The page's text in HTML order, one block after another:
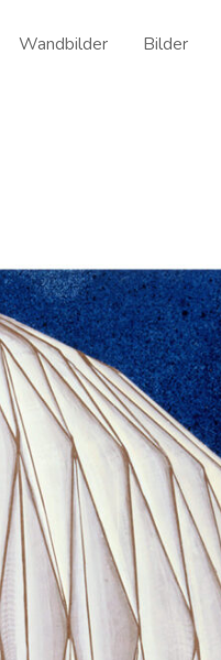
Wandbilder Bilder